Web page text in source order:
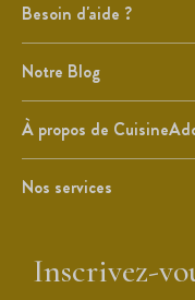
Besoin d'aide ?
Notre Blog
À propos de
Nos services
Inscrivez-